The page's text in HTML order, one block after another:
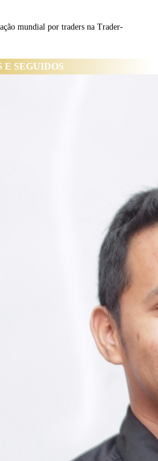
mundial por traders na Trader-
SEGUIDOS